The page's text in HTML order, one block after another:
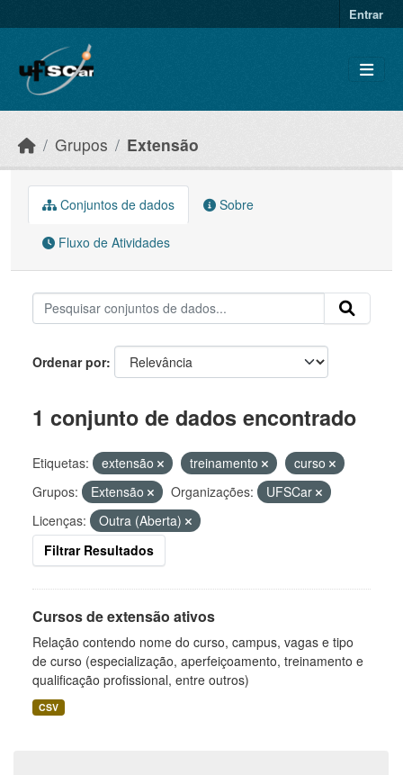
Entrar
Grupos Extensão
Conjuntos de dados Sobre
Fluxo de Atividades
Ordenar por
1 conjunto de dados encontrado
Etiquetas: extensão treinamento
curso
Grupos:
Extensão Organizações:
UFSCar
Licenças:
Outra (Aberta)
Filtrar Resultados
Cursos de extensão ativos
Relação contendo nome do curso, campus, vagas e tipo
de curso (especialização, aperfeiçoamento, treinamento e
qualificação profissional, entre outros)
CSV